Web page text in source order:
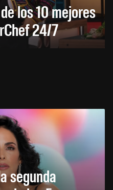
los 10 mejores
24/7
segunda